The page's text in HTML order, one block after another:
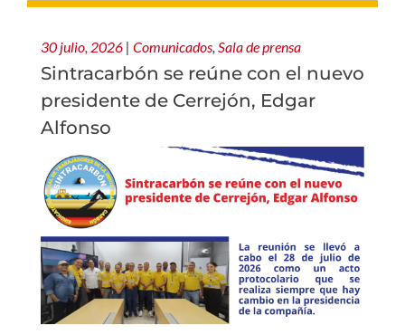
30 julio, 2026 | Comunicados, Sala de prensa
Sintracarbón se reúne con el nuevo
presidente de Cerrejón, Edgar
Alfonso